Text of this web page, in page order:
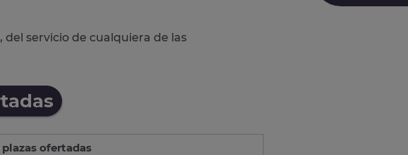
servicio de cualquiera de las
plazas ofertadas